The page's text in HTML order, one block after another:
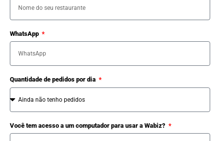
WhatsApp
Quantidade de pedidos por dia
Você tem acesso a um computador para usar a Wabiz?